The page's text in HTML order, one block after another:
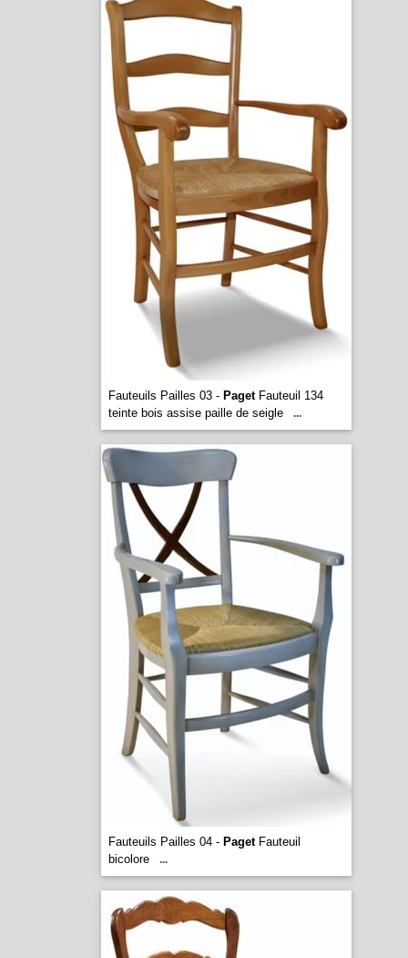
Fauteuils Pailles 03 - PagetFauteuil 134
teinte bois assise paille de seigle
...
Fauteuils Pailles 04 - PagetFauteuil
bicolore
...